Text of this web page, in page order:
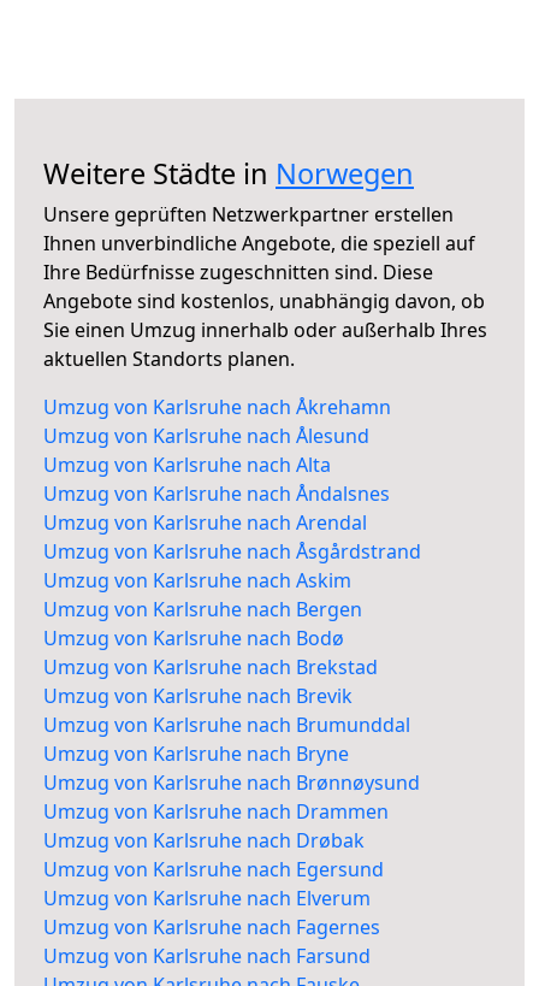
Weitere Städte in Norwegen
Unsere geprüften Netzwerkpartner erstellen
Ihnen unverbindliche Angebote, die speziell auf
Ihre Bedürfnisse zugeschnitten sind. Diese
Angebote sind kostenlos, unabhängig davon, ob
Sie einen Umzug innerhalb oder außerhalb Ihres
aktuellen Standorts planen.
Umzug von Karlsruhe nach Åkrehamn
Umzug von Karlsruhe nach Ålesund
Umzug von Karlsruhe nach Alta
Umzug von Karlsruhe nach Åndalsnes
Umzug von Karlsruhe nach Arendal
Umzug von Karlsruhe nach Åsgårdstrand
Umzug von Karlsruhe nach Askim
Umzug von Karlsruhe nach Bergen
Umzug von Karlsruhe nach Bodø
Umzug von Karlsruhe nach Brekstad
Umzug von Karlsruhe nach Brevik
Umzug von Karlsruhe nach Brumunddal
Umzug von Karlsruhe nach Bryne
Umzug von Karlsruhe nach Brønnøysund
Umzug von Karlsruhe nach Drammen
Umzug von Karlsruhe nach Drøbak
Umzug von Karlsruhe nach Egersund
Umzug von Karlsruhe nach Elverum
Umzug von Karlsruhe nach Fagernes
Umzug von Karlsruhe nach Farsund